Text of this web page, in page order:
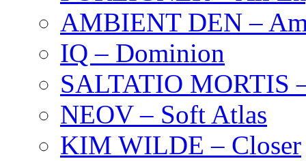
AMBIENT DEN –
IQ – Dominion
SALTATIO MORTIS
NEOV – Soft Atlas
KIM WILDE – Closer